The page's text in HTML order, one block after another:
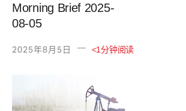
Morning Brief 2025-
08-05
2025年8月5日 — <1分钟阅读